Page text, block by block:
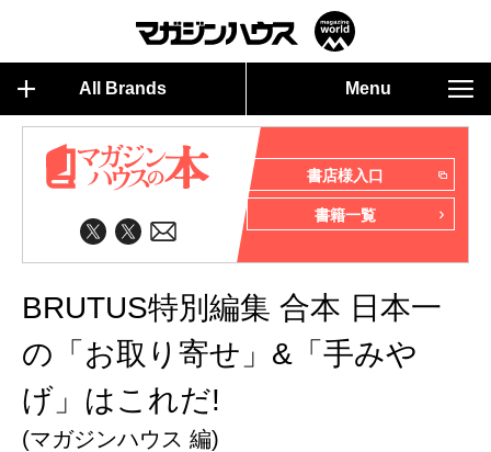
All Brands Menu
書店様入口
書籍一覧
BRUTUS特別編集 合本 日本一
の「お取り寄せ」&「手みや
げ」はこれだ!
(マガジンハウス 編)